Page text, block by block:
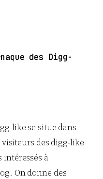
des Digg-
like se situe dans
des digg-like
intéressés à
On donne des